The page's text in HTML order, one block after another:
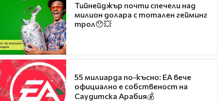
Тийнейджър почти спечели над
милион долара с тотален гейминг
трол😯💥
55 милиарда по-късно: EA вече
официално е собственост на
Саудитска Арабия💰